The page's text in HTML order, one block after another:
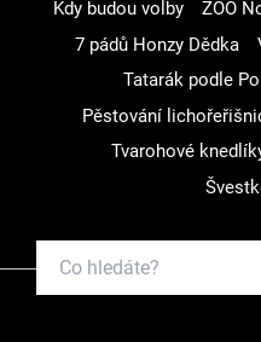
Kdy budou volby
ZOO
7 pádů Honzy Dědka
Tatarák podle
Pěstování
Tvarohové